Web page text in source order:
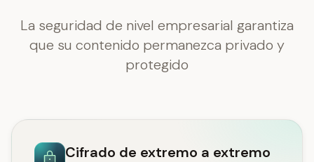
La seguridad de nivel empresarial garantiza
que su contenido permanezca privado y
protegido
Cifrado de extremo a extremo